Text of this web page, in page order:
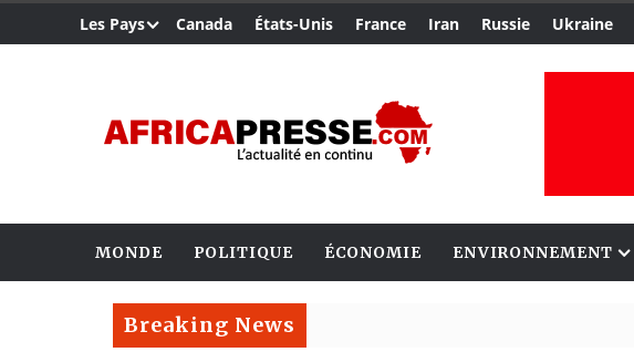
Les Pays Canada États-Unis France Iran Russie Ukraine
MONDE POLITIQUE ÉCONOMIE ENVIRONNEMENT
Breaking News